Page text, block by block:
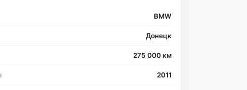
BMW
Донецк
275 000 км
2011